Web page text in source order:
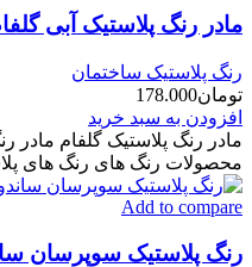
مادر رنگ پلاستیک آبی
رنگ پلاستیک ساختمان
تومان178.000
افزودن به سبد خرید
مادر رنگ پلاستیک گلفام مادر
محصولات رنگ های رنگ های
Add to compare
رنگ پلاستیک سوپرسان ساندورا